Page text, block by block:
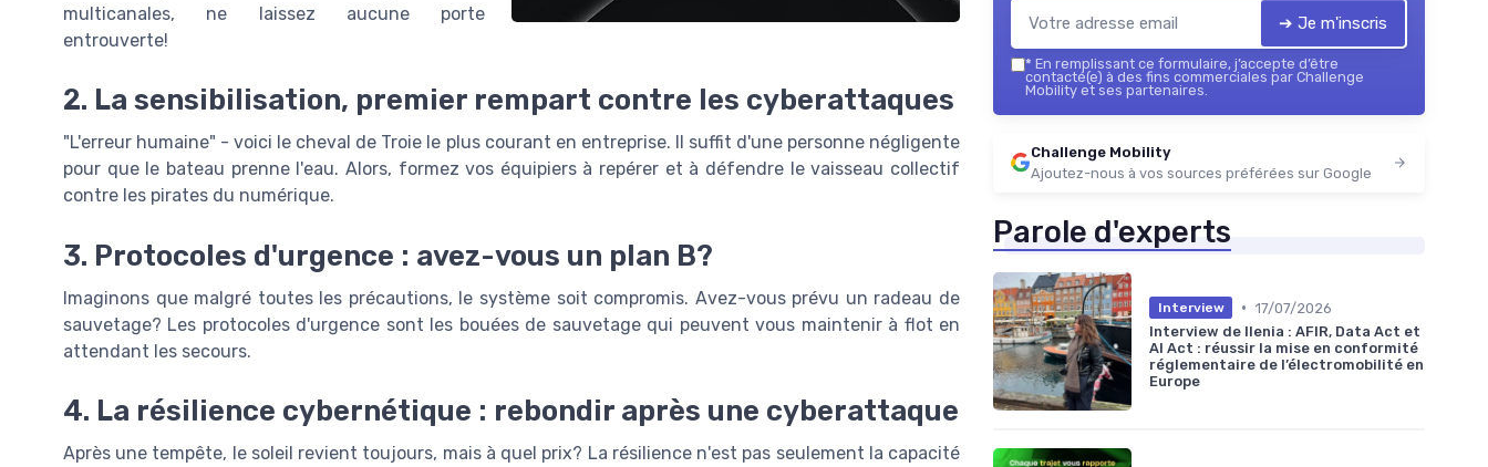
multicanales, ne laissez aucune porte
entrouverte!
2. La sensibilisation, premier rempart contre les cyberattaques
"L'erreur humaine" - voici le cheval de Troie le plus courant en entreprise. Il suffit d'une personne négligente
pour que le bateau prenne l'eau. Alors, formez vos équipiers à repérer et à défendre le vaisseau collectif
contre les pirates du numérique.
3. Protocoles d'urgence : avez-vous un plan B?
Imaginons que malgré toutes les précautions, le système soit compromis. Avez-vous prévu un radeau de
sauvetage? Les protocoles d'urgence sont les bouées de sauvetage qui peuvent vous maintenir à flot en
attendant les secours.
4. La résilience cybernétique : rebondir après une cyberattaque
Après une tempête, le soleil revient toujours, mais à quel prix? La résilience n'est pas seulement la capacité
➔ Je m'inscris
* En remplissant ce formulaire, j’accepte d’être
contacté(e) à des fins commerciales par Challenge
Mobility et ses partenaires.
Challenge Mobility
Ajoutez-nous à vos sources préférées sur Google
Parole d'experts
Interview • 17/07/2026
Interview de Ilenia : AFIR, Data Act et
AI Act : réussir la mise en conformité
réglementaire de l’électromobilité en
Europe